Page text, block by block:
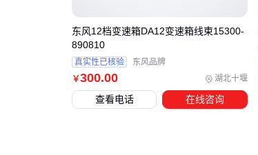
￥300.00 湖北十堰
东风12档变速箱DA12变速箱线束15300-
890810
真实性已核验 东风品牌
查看电话 在线咨询